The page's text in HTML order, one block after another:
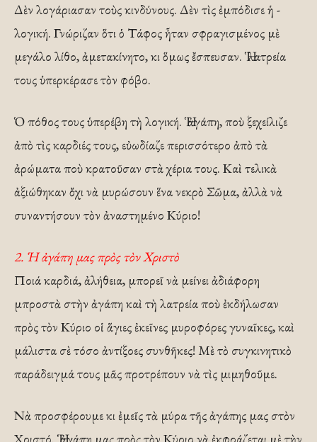
Δὲν λογάριασαν τοὺς κινδύνους. Δὲν τὶς ἐμπόδισε ἡ ­
λογική. Γνώριζαν ὅτι ὁ Τάφος ἦταν σφραγισμένος μὲ
μεγάλο λίθο, ἀμετακίνητο, κι ὅμως ἔσπευσαν. Ἡ λατρεία
τους ὑπερκέρασε τὸν φόβο.
Ὁ πόθος τους ὑπερ­έβη τὴ λογική. Ἡ ἀγάπη, ποὺ ξεχείλιζε
ἀπὸ τὶς καρδιές τους, εὐωδίαζε περισσότερο ἀπὸ τὰ
ἀρώματα ποὺ κρατοῦσαν στὰ χέρια τους. Καὶ τελικὰ
ἀξιώθηκαν ὄχι νὰ μυρώσουν ἕνα νεκρὸ Σῶμα, ἀλλὰ νὰ
συναντήσουν τὸν ἀναστημένο Κύριο!
2. Ἡ ἀγάπη μας πρὸς τὸν Χριστὸ
Ποιά καρδιά, ἀλήθεια, μπορεῖ νὰ μείνει ἀδιάφορη
μπροστὰ στὴν ἀγάπη καὶ τὴ λατρεία ποὺ ἐκδήλωσαν
πρὸς τὸν Κύριο οἱ ἅγιες ἐκεῖνες μυροφόρες γυναῖκες, καὶ
μάλιστα σὲ τόσο ἀντίξοες συνθῆκες! Μὲ τὸ συγκινητικὸ
παράδειγμά τους μᾶς προτρέπουν νὰ τὶς μιμηθοῦμε.
Νὰ προσ­φέρουμε κι ἐμεῖς τὰ μύρα τῆς ἀγάπης μας στὸν